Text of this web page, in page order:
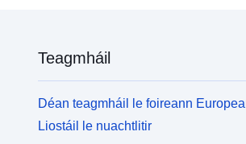
Teagmháil
Déan teagmháil le foireann
Liostáil le nuachtlitir